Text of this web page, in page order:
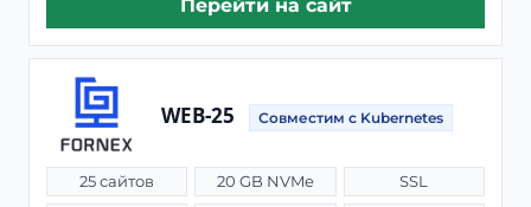
Перейти на сайт
WEB-25 Совместим с Kubernetes
25 сайтов 20 GB NVMe
SSL